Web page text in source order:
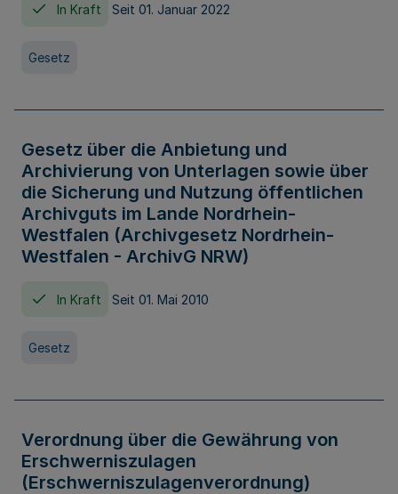
In Kraft Seit 01. Januar 2022
Gesetz
Gesetz über die Anbietung und
Archivierung von Unterlagen sowie über
die Sicherung und Nutzung öffentlichen
Archivguts im Lande Nordrhein-
Westfalen (Archivgesetz Nordrhein-
Westfalen - ArchivG NRW)
In Kraft Seit 01. Mai 2010
Gesetz
Verordnung über die Gewährung von
Erschwerniszulagen
(Erschwerniszulagenverordnung)